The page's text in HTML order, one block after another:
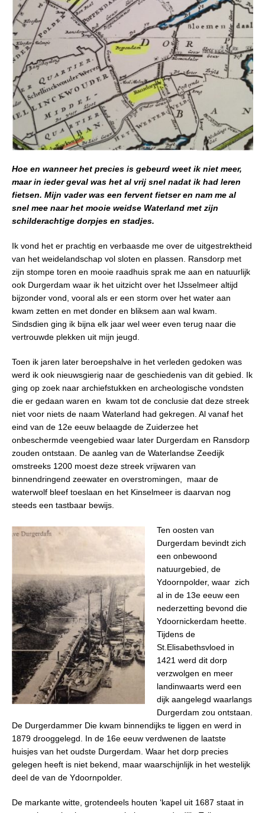
Hoe en wanneer het precies is gebeurd weet ik niet meer,
maar in ieder geval was het al vrij snel nadat ik had leren
fietsen. Mijn vader was een fervent fietser en nam me al
snel mee naar het mooie weidse Waterland met zijn
schilderachtige dorpjes en stadjes.
Ik vond het er prachtig en verbaasde me over de uitgestrektheid
van het weidelandschap vol sloten en plassen. Ransdorp met
zijn stompe toren en mooie raadhuis sprak me aan en natuurlijk
ook Durgerdam waar ik het uitzicht over het IJsselmeer altijd
bijzonder vond, vooral als er een storm over het water aan
kwam zetten en met donder en bliksem aan wal kwam.
Sindsdien ging ik bijna elk jaar wel weer even terug naar die
vertrouwde plekken uit mijn jeugd.
Toen ik jaren later beroepshalve in het verleden gedoken was
werd ik ook nieuwsgierig naar de geschiedenis van dit gebied. Ik
ging op zoek naar archiefstukken en archeologische vondsten
die er gedaan waren en
kwam tot de conclusie dat deze streek
niet voor niets de naam Waterland had gekregen. Al vanaf het
eind van de 12e eeuw belaagde de Zuiderzee het
onbeschermde veengebied waar later Durgerdam en Ransdorp
zouden ontstaan. De aanleg van de Waterlandse Zeedijk
omstreeks 1200 moest deze streek vrijwaren van
binnendringend zeewater en overstromingen,
maar de
waterwolf bleef toeslaan en het Kinselmeer is daarvan nog
steeds een tastbaar bewijs.
Ten oosten van
Durgerdam bevindt zich
een onbewoond
natuurgebied, de
Ydoornpolder, waar zich
al in de 13e eeuw een
nederzetting bevond die
Ydoornickerdam heette.
Tijdens de
St.Elisabethsvloed in
1421 werd dit dorp
verzwolgen en meer
landinwaarts werd een
dijk aangelegd waarlangs
Durgerdam zou ontstaan.
De Durgerdammer Die kwam binnendijks te liggen en werd in
1879 drooggelegd. In de 16e eeuw verdwenen de laatste
huisjes van het oudste Durgerdam. Waar het dorp precies
gelegen heeft is niet bekend, maar waarschijnlijk in het westelijk
deel de van de Ydoornpolder.
De markante witte, grotendeels houten ‘kapel uit 1687 staat in